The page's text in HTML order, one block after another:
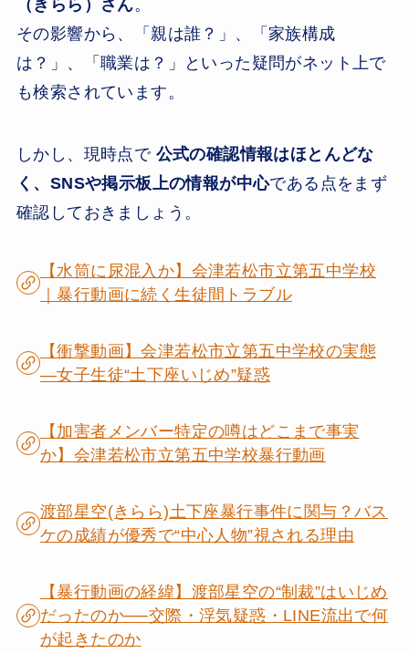
（きらら）さん。
その影響から、「親は誰？」、「家族構成
は？」、「職業は？」といった疑問がネット上で
も検索されています。
しかし、現時点で 公式の確認情報はほとんどな
く、SNSや掲示板上の情報が中心である点をまず
確認しておきましょう。
【水筒に尿混入か】会津若松市立第五中学校
｜暴行動画に続く生徒間トラブル
【衝撃動画】会津若松市立第五中学校の実態
―女子生徒“土下座いじめ”疑惑
【加害者メンバー特定の噂はどこまで事実
か】会津若松市立第五中学校暴行動画
渡部星空(きらら)土下座暴行事件に関与？バス
ケの成績が優秀で“中心人物”視される理由
【暴行動画の経緯】渡部星空の“制裁”はいじめ
だったのか──交際・浮気疑惑・LINE流出で何
が起きたのか